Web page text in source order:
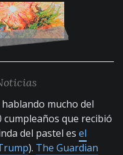
mucho del
que recibió
del pastel es el
). The Guardian